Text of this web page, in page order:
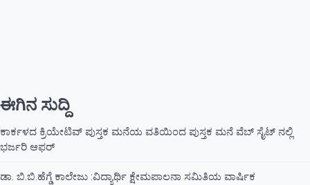
ಈಗಿನ ಸುದ್ದಿ
ಕಾರ್ಕಳದ ಕ್ರಿಯೇಟಿವ್ ಪುಸ್ತಕ ಮನೆಯ ವತಿಯಿಂದ ಪುಸ್ತಕ ಮನೆ ವೆಬ್ ಸೈಟ್ ನಲ್ಲಿ
ಭರ್ಜರಿ ಆಫರ್
ಡಾ. ಬಿ.ಬಿ.ಹೆಗ್ಡೆ ಕಾಲೇಜು :ವಿದ್ಯಾರ್ಥಿ ಕ್ಷೇಮಪಾಲನಾ ಸಮಿತಿಯ ವಾರ್ಷಿಕ